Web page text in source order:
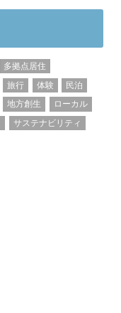
多拠点居住
旅行 体験
民泊
地方創生
ローカル
サステナビリティ